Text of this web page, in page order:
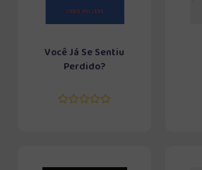
Você Já Se Sentiu
Perdido?